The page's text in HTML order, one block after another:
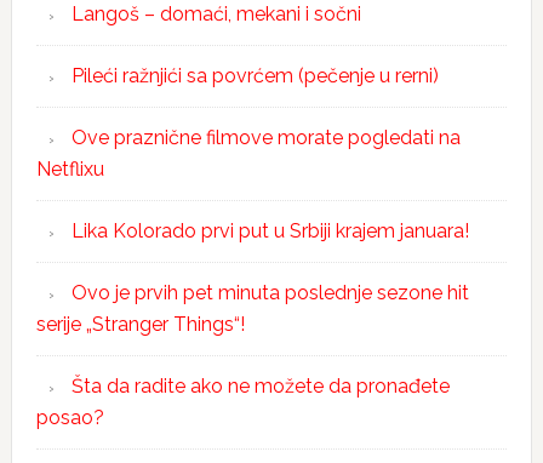
Langoš – domaći, mekani i sočni
Pileći ražnjići sa povrćem (pečenje u rerni)
Ove praznične filmove morate pogledati na
Netflixu
Lika Kolorado prvi put u Srbiji krajem januara!
Ovo je prvih pet minuta poslednje sezone hit
serije „Stranger Things“!
Šta da radite ako ne možete da pronađete
posao?